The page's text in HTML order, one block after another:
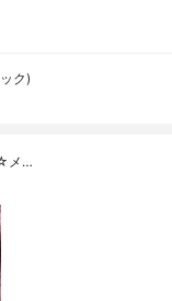
ク)
メ…